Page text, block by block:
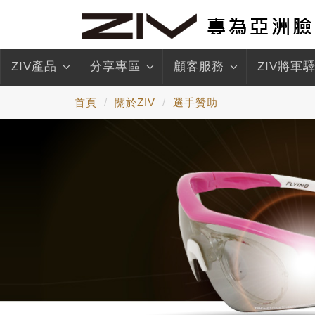
ZIV產品 分享專區 顧客服務 ZIV將軍
首頁 關於ZIV 選手贊助